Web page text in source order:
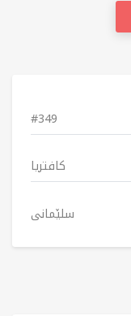
#349
کافتریا
سلێمانی